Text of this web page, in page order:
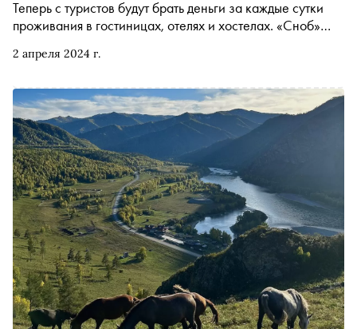
2 апреля 2024 г.
Теперь с туристов будут брать деньги за каждые сутки
проживания в гостиницах, отелях и хостелах. «Сноб»
от нового налога и на что пойдут эти деньги